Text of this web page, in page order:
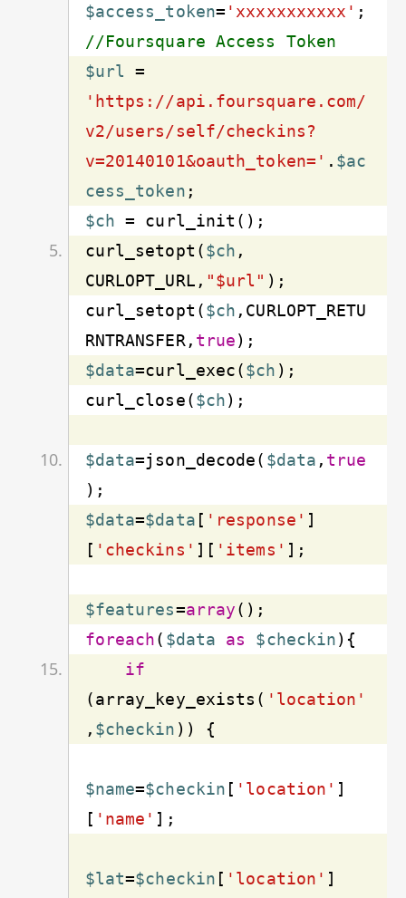
$access_token= 'xxxxxxxxxxx'
//Foursquare Access Token
$url
'https://api.foursquare.com/
v2/users/self/checkins?
v=20140101&oauth_token=' . $ac
cess_token
$ch
curl_setopt($ch ,
CURLOPT_URL, "$url"
curl_setopt($ch ,CURLOPT_RETU
RNTRANSFER, true
$data=curl_exec($ch
curl_close($ch
$data=json_decode( $data , true
$data=$data [ 'response' ]
[ 'checkins' ][ 'items'
$features=array
foreach( $data as $checkin
if
(array_key_exists( 'location'
, $checkin
$name=$checkin [ 'location' ]
[ 'name'
$lat=$checkin [ 'location' ]